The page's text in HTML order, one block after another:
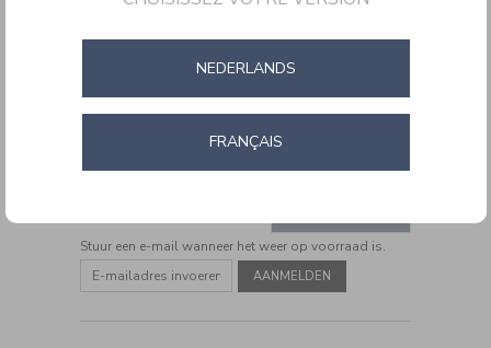
slice-
CART
OPTIONS
ACTIONS
Stuur een e-mail wanneer het weer op voorraad is.
NEDERLANDS
FRANÇAIS